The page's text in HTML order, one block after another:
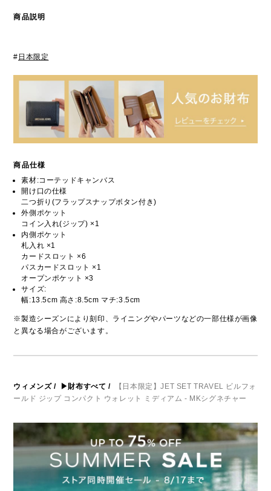
商品説明
# 日本限定
商品仕様
素材:コーテッドキャンバス
開け口の仕様
二つ折り(フラップスナップボタン付き)
外側ポケット
コイン入れ(ジップ) ×1
内側ポケット
札入れ ×1
カードスロット ×6
パスカードスロット ×1
オープンポケット ×3
サイズ:
幅:13.5cm 高さ:8.5cm マチ:3.5cm
※製造シーズンにより刻印、ライニングやパーツなどの一部仕様が画像
と異なる場合がございます。
ウィメンズ/ ▶財布すべて /
【日本限定】JET SET TRAVEL ビルフォ
ールド ジップ コンパクト ウォレット ミディアム - MKシグネチャー